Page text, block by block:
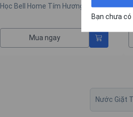
Bạn chưa có
Học Bell Home Đỏ Hương Sang
Mua ngay
Nước Giặt